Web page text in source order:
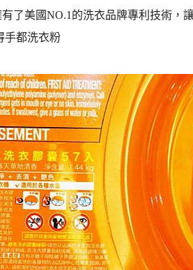
了美國NO.1的洗衣品牌專利技術，
手都洗衣粉